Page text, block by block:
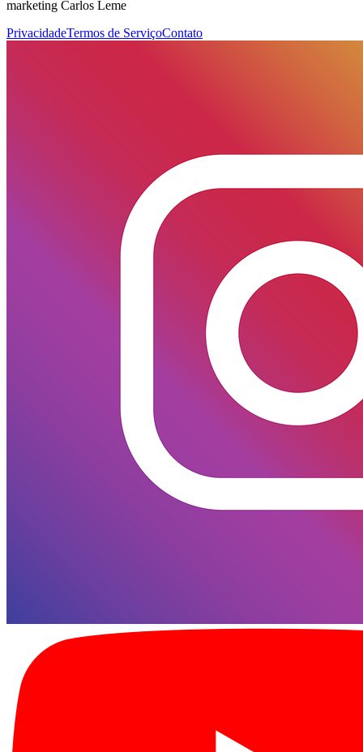
marketing Carlos Leme
PrivacidadeTermos de ServiçoContato